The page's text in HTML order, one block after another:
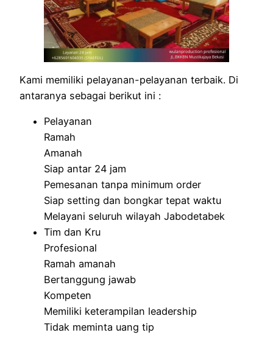
Kami memiliki pelayanan-pelayanan terbaik. Di
antaranya sebagai berikut ini :
Pelayanan
Ramah
Amanah
Siap antar 24 jam
Pemesanan tanpa minimum order
Siap setting dan bongkar tepat waktu
Melayani seluruh wilayah Jabodetabek
Tim dan Kru
Profesional
Ramah amanah
Bertanggung jawab
Kompeten
Memiliki keterampilan leadership
Tidak meminta uang tip